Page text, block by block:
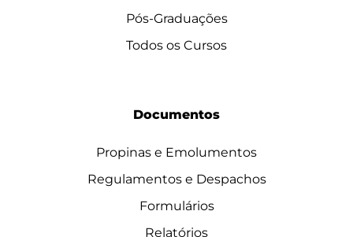
Pós-Graduações
Todos os Cursos
Documentos
Propinas e Emolumentos
Regulamentos e Despachos
Formulários
Relatórios